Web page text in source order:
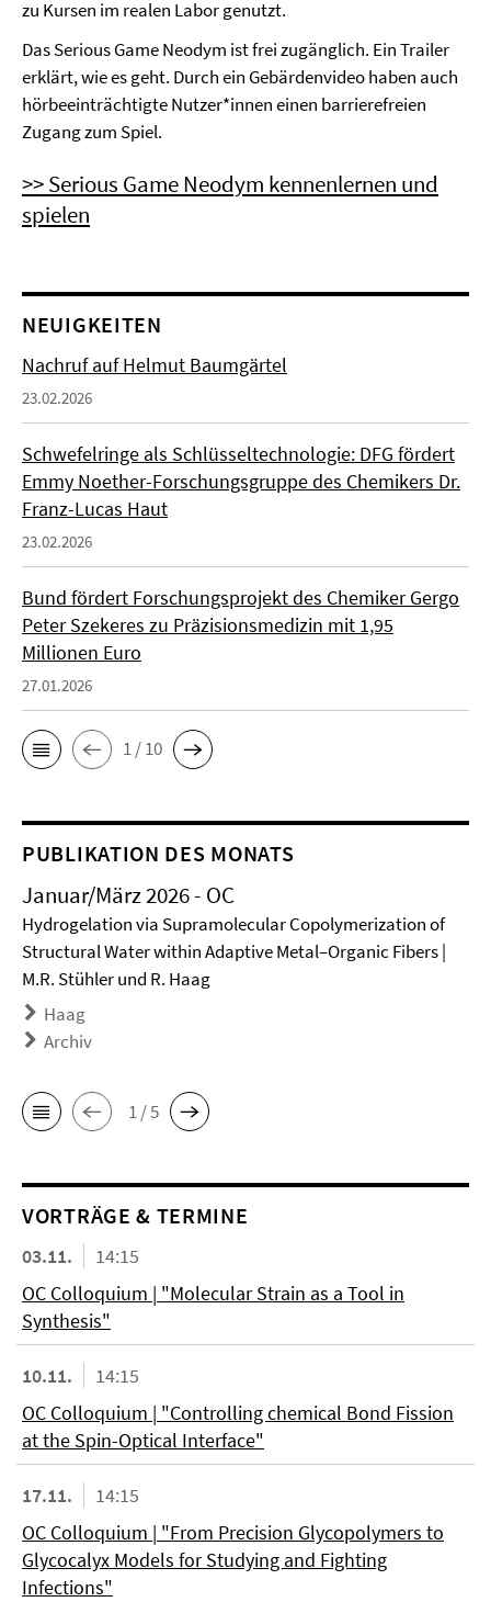
zu Kursen im realen Labor genutzt.
Das Serious Game Neodym ist frei zugänglich. Ein Trailer
erklärt, wie es geht. Durch ein Gebärdenvideo haben auch
hörbeeinträchtigte Nutzer*innen einen barrierefreien
Zugang zum Spiel.
>> Serious Game Neodym kennenlernen und
spielen
NEUIGKEITEN
Nachruf auf Helmut Baumgärtel
23.02.2026
Schwefelringe als Schlüsseltechnologie: DFG fördert
Emmy Noether-Forschungsgruppe des Chemikers Dr.
Franz-Lucas Haut
23.02.2026
Bund fördert Forschungsprojekt des Chemiker Gergo
Peter Szekeres zu Präzisionsmedizin mit 1,95
Millionen Euro
27.01.2026
1 / 10
PUBLIKATION DES MONATS
Januar/März 2026 - OC
Hydrogelation via Supramolecular Copolymerization of
Structural Water within Adaptive Metal–Organic Fibers |
M.R. Stühler und R. Haag
Haag
Archiv
1 / 5
VORTRÄGE & TERMINE
03.11.
14:15
OC Colloquium | "Molecular Strain as a Tool in
Synthesis"
10.11.
14:15
OC Colloquium | "Controlling chemical Bond Fission
at the Spin-Optical Interface"
17.11.
14:15
OC Colloquium | "From Precision Glycopolymers to
Glycocalyx Models for Studying and Fighting
Infections"